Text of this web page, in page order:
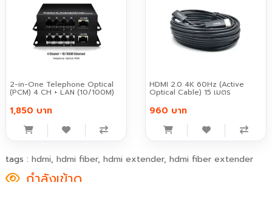
2-in-One Telephone Optical
(PCM) 4 CH + LAN (10/100M)
1,850 บาท
HDMI 2.0 4K 60Hz (Active
Optical Cable) 15 เมตร
960 บาท
tags : hdmi, hdmi fiber, hdmi extender, hdmi fiber extender
กำลังเข้าดู